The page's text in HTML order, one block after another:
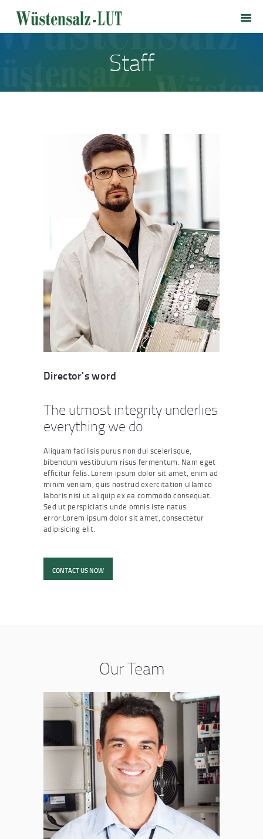
Staff
HOME
WÜSTENSALZ-LUT
PRODUKTE
PREISLISTE
Director's word
The utmost integrity underlies
everything we do
Aliquam facilisis purus non dui scelerisque,
bibendum vestibulum risus fermentum. Nam eget
efficitur felis. Lorem ipsum dolor sit amet, enim ad
minim veniam, quis nostrud exercitation ullamco
laboris nisi ut aliquip ex ea commodo consequat.
Sed ut perspiciatis unde omnis iste natus
error.Lorem ipsum dolor sit amet, consectetur
adipisicing elit.
CONTACT US NOW
Our Team